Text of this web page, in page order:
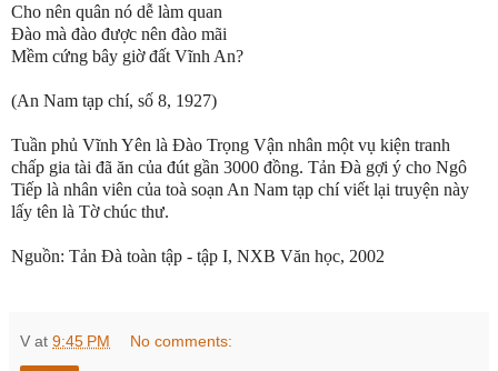
Cho nên quân nó dễ làm quan
Đào mà đào được nên đào mãi
Mềm cứng bây giờ đất Vĩnh An?
(An Nam tạp chí, số 8, 1927)
Tuần phủ Vĩnh Yên là Đào Trọng Vận nhân một vụ kiện tranh
chấp gia tài đã ăn của đút gần 3000 đồng. Tản Đà gợi ý cho Ngô
Tiếp là nhân viên của toà soạn An Nam tạp chí viết lại truyện này
lấy tên là Tờ chúc thư.
Nguồn: Tản Đà toàn tập - tập I, NXB Văn học, 2002
V at 9:45 PM No comments: